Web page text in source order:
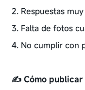
2. Respuestas
3. Falta de fotos
4. No cumplir con
✍️ Cómo publicar